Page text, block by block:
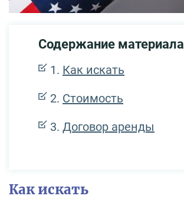
Содержание материала
Как искать
Стоимость
Договор аренды
Как искать